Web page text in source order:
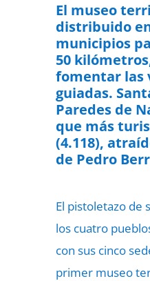
El museo
distribuido
municipios
50
fomentar las
guiadas.
Paredes de
que más
(4.118),
de Pedro
El pistoletazo de
los cuatro
con sus cinco
primer museo